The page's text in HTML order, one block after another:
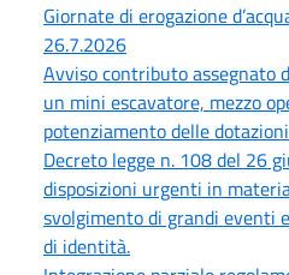
Giornate di erogazione
26.7.2026
Avviso contributo assegnato
un mini escavatore, mezzo
potenziamento delle
Decreto legge n. 108 del 26
disposizioni urgenti in
svolgimento di grandi eventi
di identità.